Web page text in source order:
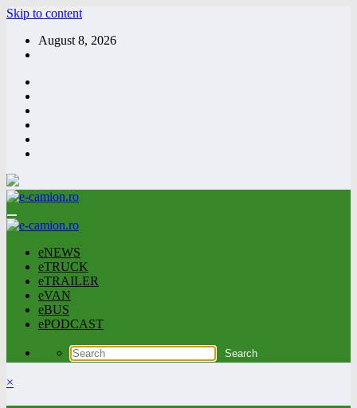
Skip to content
August 8, 2026
eNEWS
eTRUCK
eTRAILER
eVAN
eBUS
ePODCAST
×